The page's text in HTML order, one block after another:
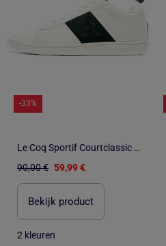
-33%
Le Coq Sportif Courtclassic Peach Skin Witte Sneakers voor Jongens
90,00 € 59,99 €
Bekijk product
2 kleuren